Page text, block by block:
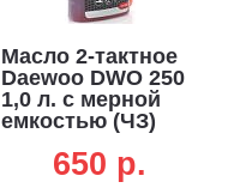
Масло 2-тактное
Daewoo DWO 250
1,0 л. с мерной
емкостью (ЧЗ)
650 p.